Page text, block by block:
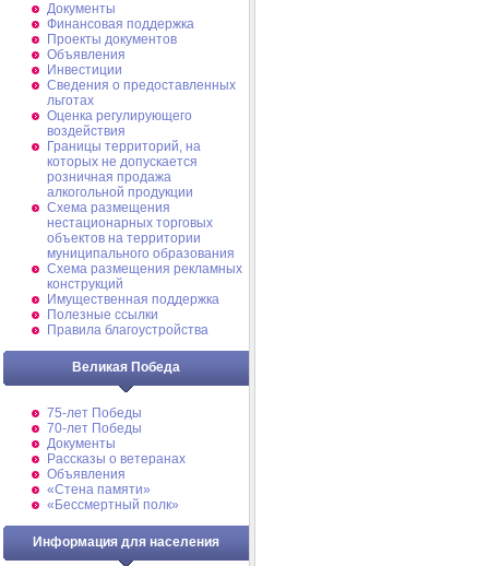
Документы
Финансовая поддержка
Проекты документов
Объявления
Инвестиции
Сведения о предоставленных
льготах
Оценка регулирующего
воздействия
Границы территорий, на
которых не допускается
розничная продажа
алкогольной продукции
Схема размещения
нестационарных торговых
объектов на территории
муниципального образования
Схема размещения рекламных
конструкций
Имущественная поддержка
Полезные ссылки
Правила благоустройства
Великая Победа
75-лет Победы
70-лет Победы
Документы
Рассказы о ветеранах
Объявления
«Стена памяти»
«Бессмертный полк»
Информация для населения